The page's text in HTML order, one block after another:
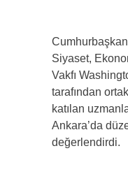
Siyaset,
Vakfı
tarafından
katılan
Ankara’da
değerlendirdi.